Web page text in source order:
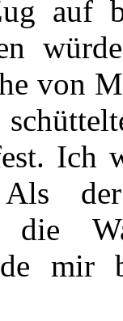
auf
von
Ich
die
mir